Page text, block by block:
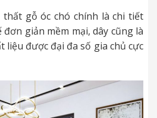
gỗ óc chó chính là chi tiết
giản mềm mại, dây cũng là
được đại đa số gia chủ cực